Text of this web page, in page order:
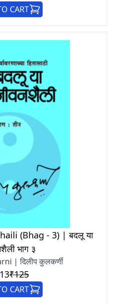
CART
(Bhag - 3) | बदलू या
भाग ३
| दिलीप कुलकर्णी
₹125
CART